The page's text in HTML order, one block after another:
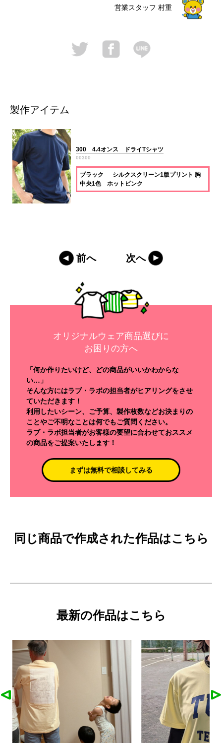
営業スタッフ 村重
製作アイテム
300 4.4オンス ドライTシャツ
00300
ブラック シルクスクリーン1版プリント 胸
中央1色 ホットピンク
前へ 次へ
オリジナルウェア商品選びに
お困りの方へ
「何か作りたいけど、どの商品がいいかわからな
い…」
そんな方にはラブ・ラボの担当者がヒアリングをさせ
ていただきます！
利用したいシーン、ご予算、製作枚数などお決まりの
ことやご不明なことは何でもご質問ください。
ラブ・ラボ担当者がお客様の要望に合わせておススメ
の商品をご提案いたします！
まずは無料で相談してみる
同じ商品で作成された作品はこちら
最新の作品はこちら